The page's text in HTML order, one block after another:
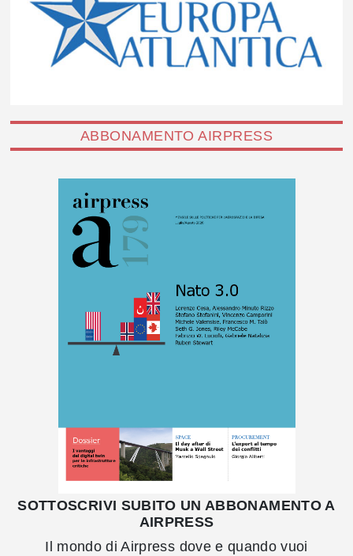
ABBONAMENTO AIRPRESS
SOTTOSCRIVI SUBITO UN ABBONAMENTO A
AIRPRESS
Il mondo di Airpress dove e quando vuoi